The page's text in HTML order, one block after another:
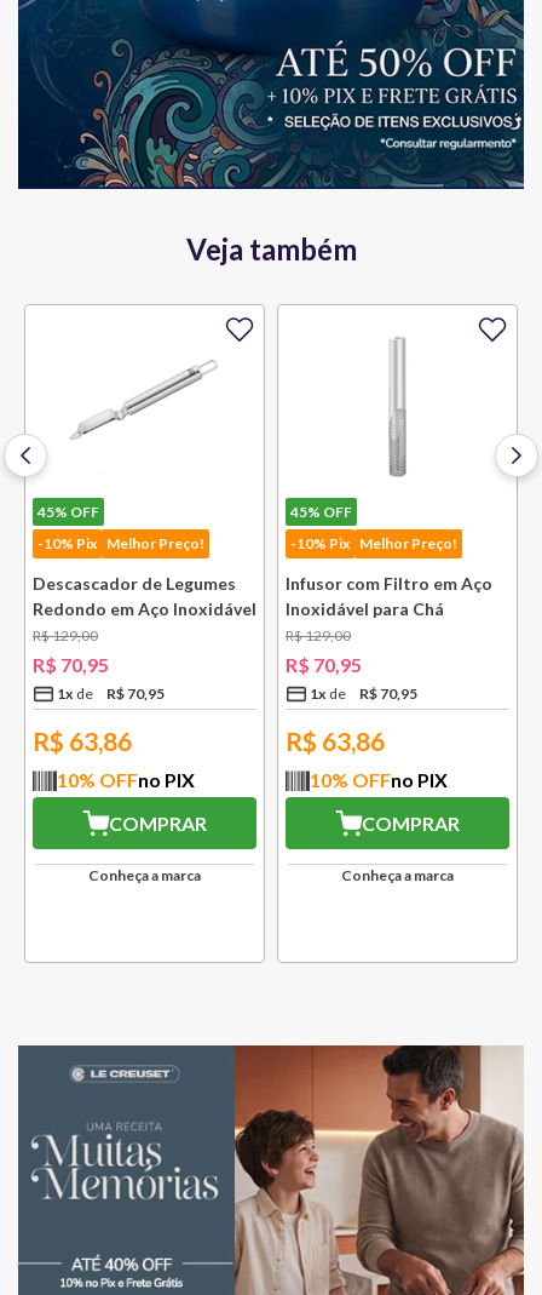
Veja também
45% OFF
-10% Pix Melhor Preço!
Descascador de Legumes
Redondo em Aço Inoxidável
131 mm Bsf
R$129,00
R$ 70,95
1x R$ 70,95
R$ 63,86
10% OFFno PIX
COMPRAR
Conheça a marca
45% OFF
-10% Pix Melhor Preço!
Infusor com Filtro em Aço
Inoxidável para Chá
Lausanne Bsf
R$129,00
R$ 70,95
1x R$ 70,95
R$ 63,86
10% OFFno PIX
COMPRAR
Conheça a marca